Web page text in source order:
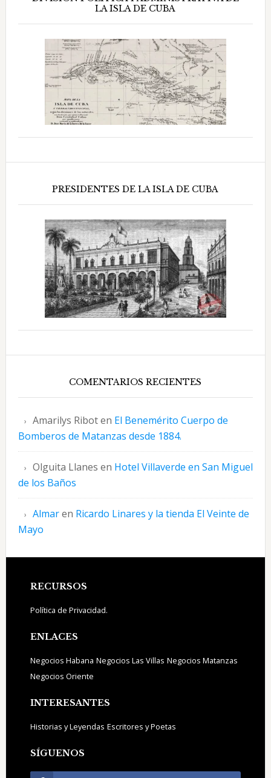
LA ISLA DE CUBA
PRESIDENTES DE LA ISLA DE CUBA
COMENTARIOS RECIENTES
Amarilys Riboten El Benemérito Cuerpo de
Bomberos de Matanzas desde 1884.
Olguita Llanes en Hotel Villaverde en San Miguel
de los Baños
Almaren Ricardo Linares y la tienda El Veinte de
Mayo
Footer
RECURSOS
Política de Privacidad.
ENLACES
Negocios Habana Negocios Las Villas Negocios Matanzas
Negocios Oriente
INTERESANTES
Historias y Leyendas Escritores y Poetas
SÍGUENOS